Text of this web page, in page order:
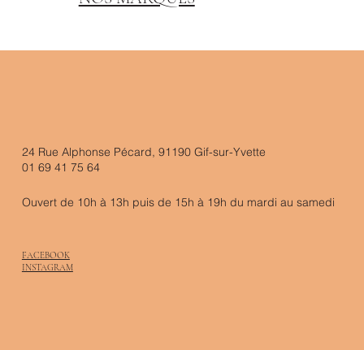
24 Rue Alphonse Pécard, 91190 Gif-sur-Yvette
01 69 41 75 64
Ouvert de 10h à 13h puis de 15h à 19h du mardi au samedi
FACEBOOK
INSTAGRAM